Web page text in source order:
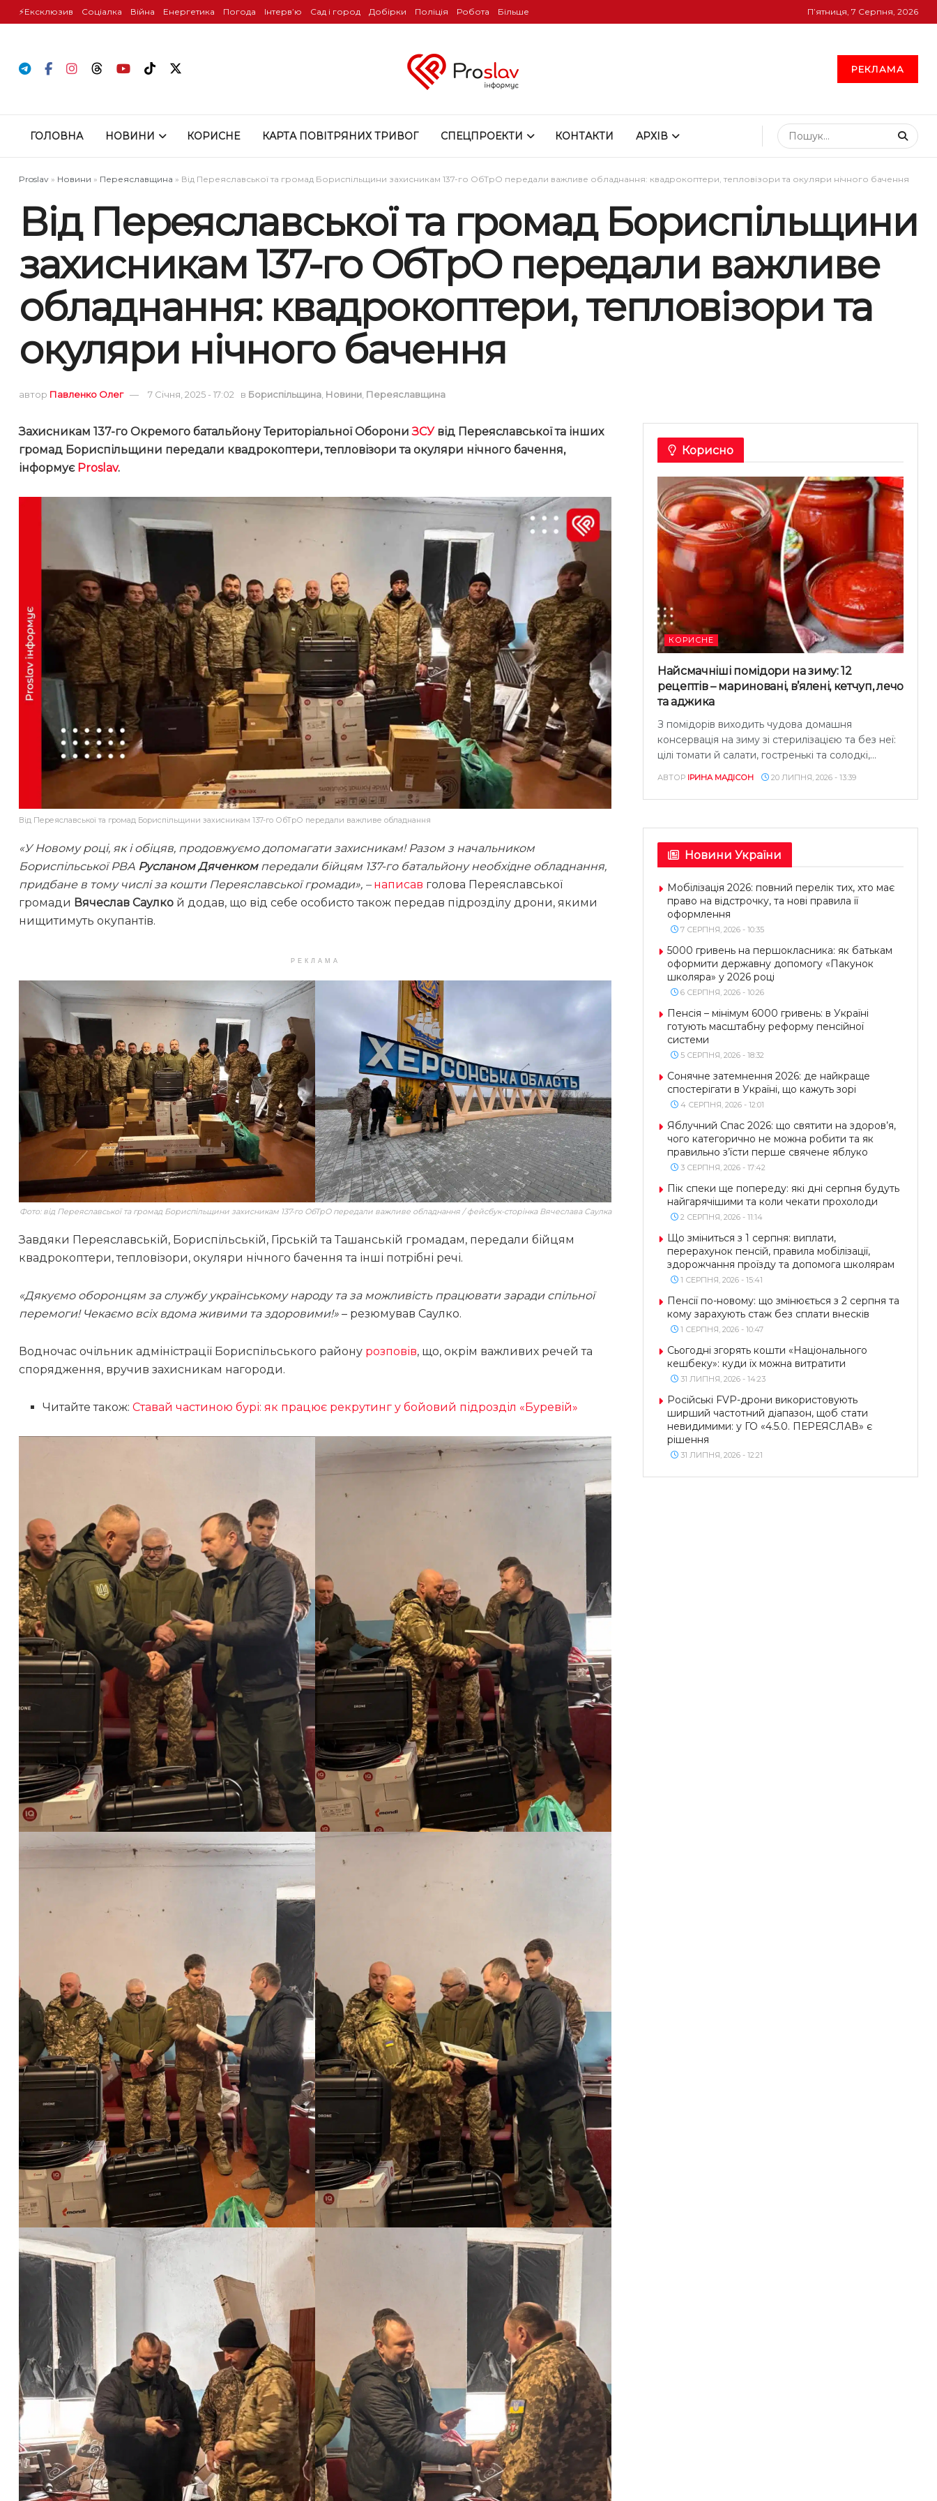
⚡️Ексклюзив Соціалка Війна Енергетика Погода Інтервʼю Сад і город Добірки Поліція Робота Більше П’ятниця, 7 Серпня, 2026
РЕКЛАМА
ГОЛОВНА НОВИНИ КОРИСНЕ КАРТА ПОВІТРЯНИХ ТРИВОГ СПЕЦПРОЕКТИ КОНТАКТИ АРХІВ
Proslav » Новини » Переяславщина » Від Переяславської та громад Бориспільщини захисникам 137-го ОбТрО передали важливе обладнання: квадрокоптери, тепловізори та окуляри нічного бачення
Від Переяславської та громад Бориспільщини
захисникам 137-го ОбТрО передали важливе
обладнання: квадрокоптери, тепловізори та
окуляри нічного бачення
автор Павленко Олег 7 Січня, 2025 - 17:02 в Бориспільщина, Новини, Переяславщина
Захисникам 137-го Окремого батальйону Територіальної ОборониЗСУ від Переяславської та інших
громад Бориспільщини передали квадрокоптери, тепловізори та окуляри нічного бачення,
інформує Proslav.
Від Переяславської та громад Бориспільщини захисникам 137-го ОбТрО передали важливе обладнання
«У Новому році, як і обіцяв, продовжуємо допомагати захисникам! Разом з начальником
Бориспільської РВА Русланом Дяченкомпередали бійцям 137-го батальйону необхідне обладнання,
придбане в тому числі за кошти Переяславської громади», – написав голова Переяславської
громади Вячеслав Саулко й додав, що від себе особисто також передав підрозділу дрони, якими
нищитимуть окупантів.
РЕКЛАМА
Фото: від Переяславської та громад Бориспільщини захисникам 137-го ОбТрО передали важливе обладнання / фейсбук-сторінка Вячеслава Саулка
Завдяки Переяславській, Бориспільській, Гірській та Ташанській громадам, передали бійцям
квадрокоптери, тепловізори, окуляри нічного бачення та інші потрібні речі.
«Дякуємо оборонцям за службу українському народу та за можливість працювати заради спільної
перемоги! Чекаємо всіх вдома живими та здоровими!» – резюмував Саулко.
Водночас очільник адміністрації Бориспільського району розповів, що, окрім важливих речей та
спорядження, вручив захисникам нагороди.
Читайте також:Ставай частиною бурі: як працює рекрутинг у бойовий підрозділ «Буревій»
Корисно
КОРИСНЕ
Найсмачніші помідори на зиму: 12
рецептів – мариновані, в’ялені, кетчуп, лечо
та аджика
З помідорів виходить чудова домашня
консервація на зиму зі стерилізацією та без неї:
цілі томати й салати, гостренькі та солодкі,...
АВТОР ІРИНА МАДІСОН 20 ЛИПНЯ, 2026 - 13:39
Новини України
Мобілізація 2026: повний перелік тих, хто має
право на відстрочку, та нові правила її
оформлення
7 СЕРПНЯ, 2026 - 10:35
5000 гривень на першокласника: як батькам
оформити державну допомогу «Пакунок
школяра» у 2026 році
6 СЕРПНЯ, 2026 - 10:26
Пенсія – мінімум 6000 гривень: в Україні
готують масштабну реформу пенсійної
системи
5 СЕРПНЯ, 2026 - 18:32
Сонячне затемнення 2026: де найкраще
спостерігати в Україні, що кажуть зорі
4 СЕРПНЯ, 2026 - 12:01
Яблучний Спас 2026: що святити на здоров’я,
чого категорично не можна робити та як
правильно з’їсти перше свячене яблуко
3 СЕРПНЯ, 2026 - 17:42
Пік спеки ще попереду: які дні серпня будуть
найгарячішими та коли чекати прохолоди
2 СЕРПНЯ, 2026 - 11:14
Що зміниться з 1 серпня: виплати,
перерахунок пенсій, правила мобілізації,
здорожчання проїзду та допомога школярам
1 СЕРПНЯ, 2026 - 15:41
Пенсії по-новому: що змінюється з 2 серпня та
кому зарахують стаж без сплати внесків
1 СЕРПНЯ, 2026 - 10:47
Сьогодні згорять кошти «Національного
кешбеку»: куди їх можна витратити
31 ЛИПНЯ, 2026 - 14:23
Російські FVP-дрони використовують
ширший частотний діапазон, щоб стати
невидимими: у ГО «4.5.0. ПЕРЕЯСЛАВ» є
рішення
31 ЛИПНЯ, 2026 - 12:21